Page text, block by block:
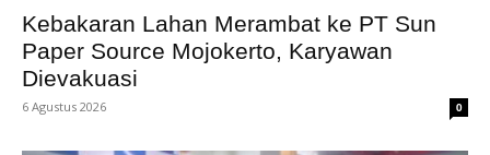
Kebakaran Lahan Merambat ke PT Sun
Paper Source Mojokerto, Karyawan
Dievakuasi
6 Agustus 2026 0